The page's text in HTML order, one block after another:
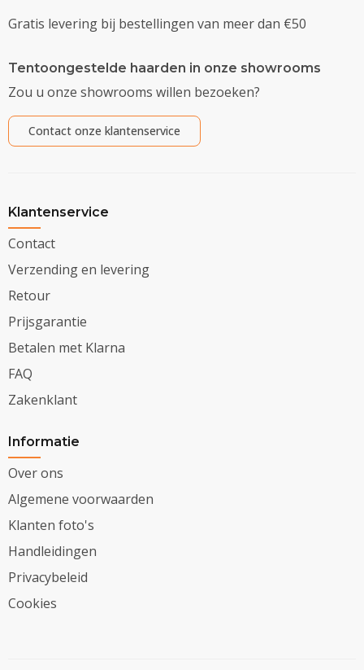
Gratis levering bij bestellingen van meer dan €50
Tentoongestelde haarden in onze showrooms
Zou u onze showrooms willen bezoeken?
Contact onze klantenservice
Klantenservice
Contact
Verzending en levering
Retour
Prijsgarantie
Betalen met Klarna
FAQ
Zakenklant
Informatie
Over ons
Algemene voorwaarden
Klanten foto's
Handleidingen
Privacybeleid
Cookies